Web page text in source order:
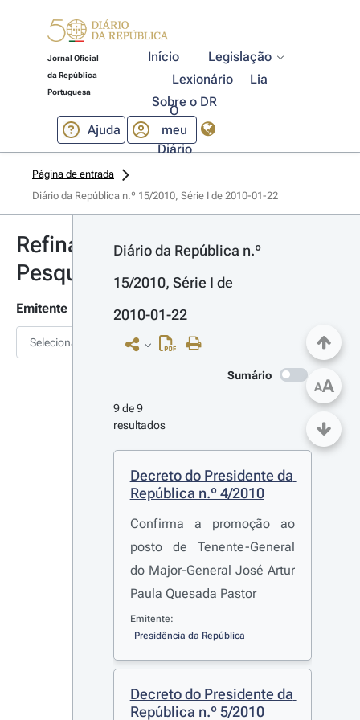
Jornal Oficial
da República
Portuguesa
Início
Legislação
Lexionário
Lia
Sobre o DR
Ajuda
O
meu
Diário
Página de entrada
Diário da República n.º 15/2010, Série I de 2010-01-22
Refinar
Pesquisa
Emitente
Selecionar
Diário da República n.º
15/2010, Série I de
2010-01-22
Sumário
9 de 9
resultados
Decreto do Presidente da
República n.º 4/2010
Confirma a promoção ao
posto de Tenente-General
do Major-General José Artur
Paula Quesada Pastor
Emitente:
Presidência da República
Decreto do Presidente da
República n.º 5/2010
AA